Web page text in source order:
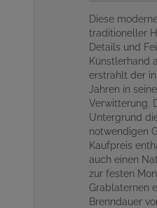
Diese
traditioneller
Details und
Künstlerhand
erstrahlt der
Jahren in
Verwitterung.
Untergrund
notwendigen
Kaufpreis
auch einen
zur festen
Grablaternen
Brenndauer